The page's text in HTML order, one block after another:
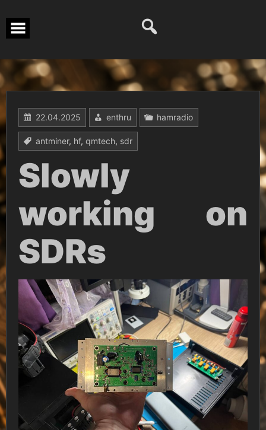
содержимому
22.04.2025 enthru hamradio
antminer, hf, qmtech, sdr
Slowly
working on
SDRs